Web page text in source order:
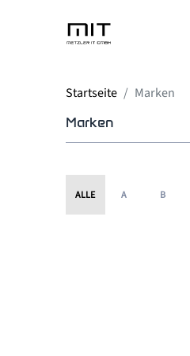
Startseite
Marken
Marken
ALLE A B